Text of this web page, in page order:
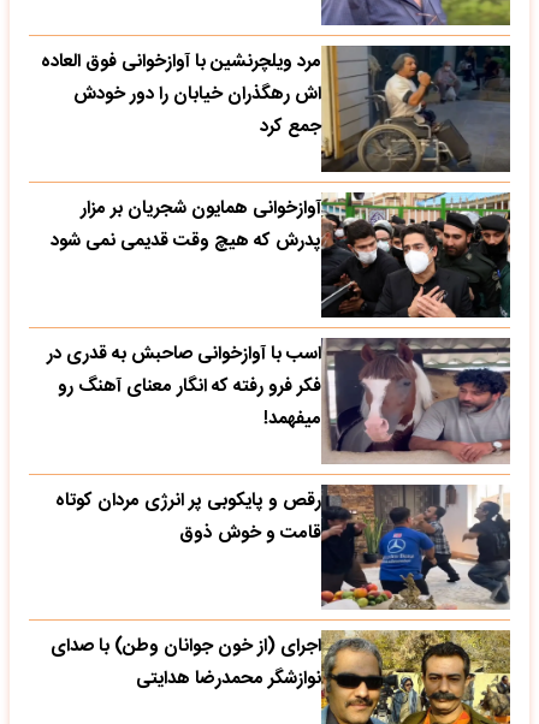
مرد ویلچرنشین با آوازخوانی فوق العاده
اش رهگذران خیابان را دور خودش
جمع کرد
آوازخوانی همایون شجریان بر مزار
پدرش که هیچ وقت قدیمی نمی شود
اسب با آوازخوانی صاحبش به قدری در
فکر فرو رفته که انگار معنای آهنگ رو
میفهمد!
رقص و پایکوبی پر انرژی مردان کوتاه
قامت و خوش ذوق
اجرای (از خون جوانان وطن) با صدای
نوازشگر محمدرضا هدایتی